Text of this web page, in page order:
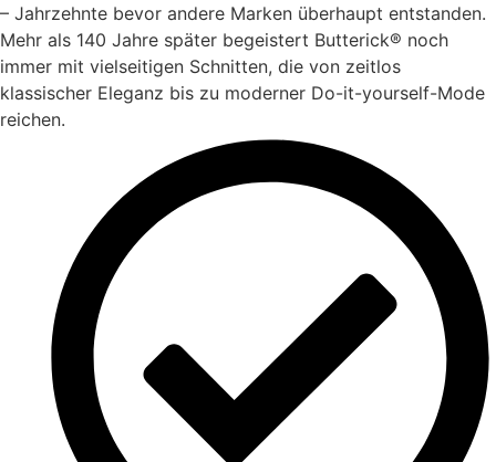
– Jahrzehnte bevor andere Marken überhaupt entstanden.
Mehr als 140 Jahre später begeistert Butterick® noch
immer mit vielseitigen Schnitten, die von zeitlos
klassischer Eleganz bis zu moderner Do-it-yourself-Mode
reichen.